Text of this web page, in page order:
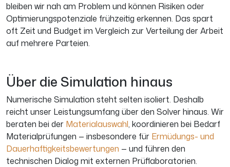
bleiben wir nah am Problem und können Risiken oder
Optimierungspotenziale frühzeitig erkennen. Das spart
oft Zeit und Budget im Vergleich zur Verteilung der Arbeit
auf mehrere Parteien.
Über die Simulation hinaus
Numerische Simulation steht selten isoliert. Deshalb
reicht unser Leistungsumfang über den Solver hinaus. Wir
beraten bei der Materialauswahl, koordinieren bei Bedarf
Materialprüfungen — insbesondere für Ermüdungs- und
Dauerhaftigkeitsbewertungen — und führen den
technischen Dialog mit externen Prüflaboratorien.